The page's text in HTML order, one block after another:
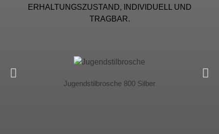
ERHALTUNGSZUSTAND, INDIVIDUELL UND
TRAGBAR.
Jugendstilbrosche 800 Silber